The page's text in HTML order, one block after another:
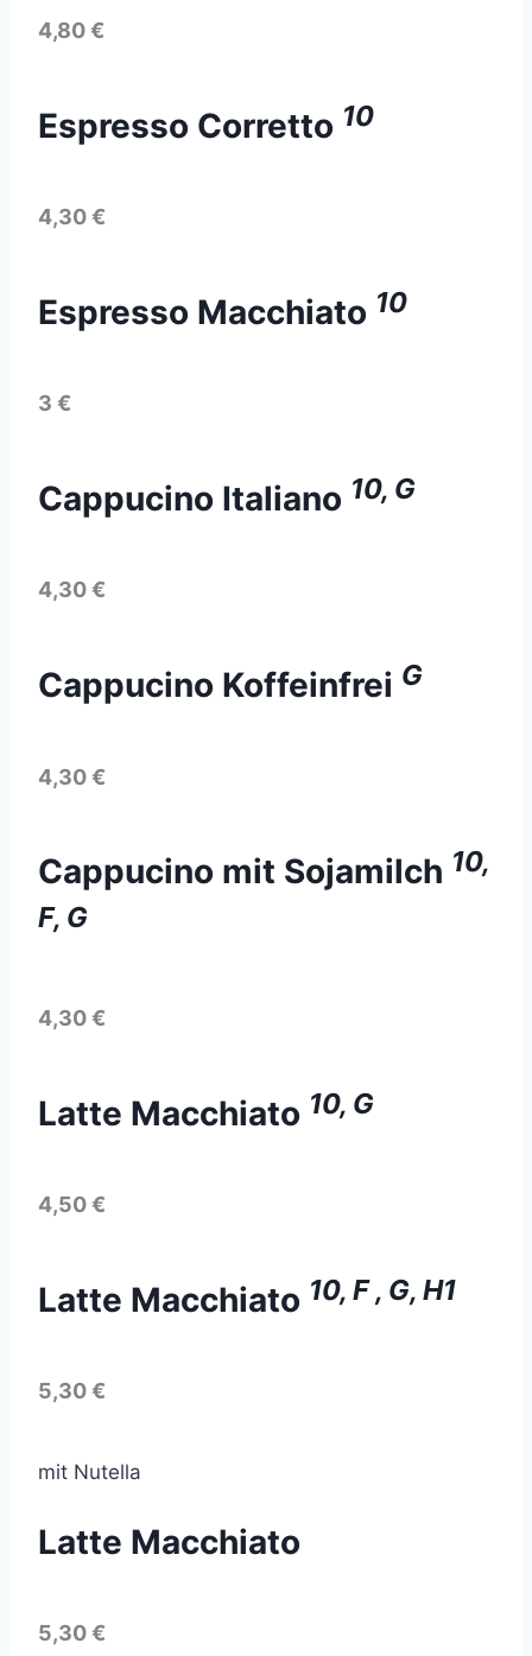
4,80 €
Espresso Corretto 10
4,30 €
Espresso Macchiato 10
3 €
Cappucino Italiano 10, G
4,30 €
Cappucino Koffeinfrei G
4,30 €
Cappucino mit Sojamilch 10,
F, G
4,30 €
Latte Macchiato 10, G
4,50 €
Latte Macchiato 10, F , G, H1
5,30 €
mit Nutella
Latte Macchiato
5,30 €